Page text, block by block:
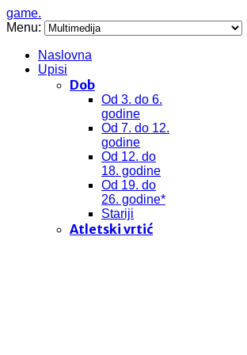
game.
Menu:
Naslovna
Upisi
Dob
Od 3. do 6.
godine
Od 7. do 12.
godine
Od 12. do
18. godine
Od 19. do
26. godine*
Stariji
Atletski vrtić